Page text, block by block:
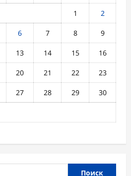
1 2
6 7 8 9
13 14 15 16
20 21 22 23
27 28 29 30